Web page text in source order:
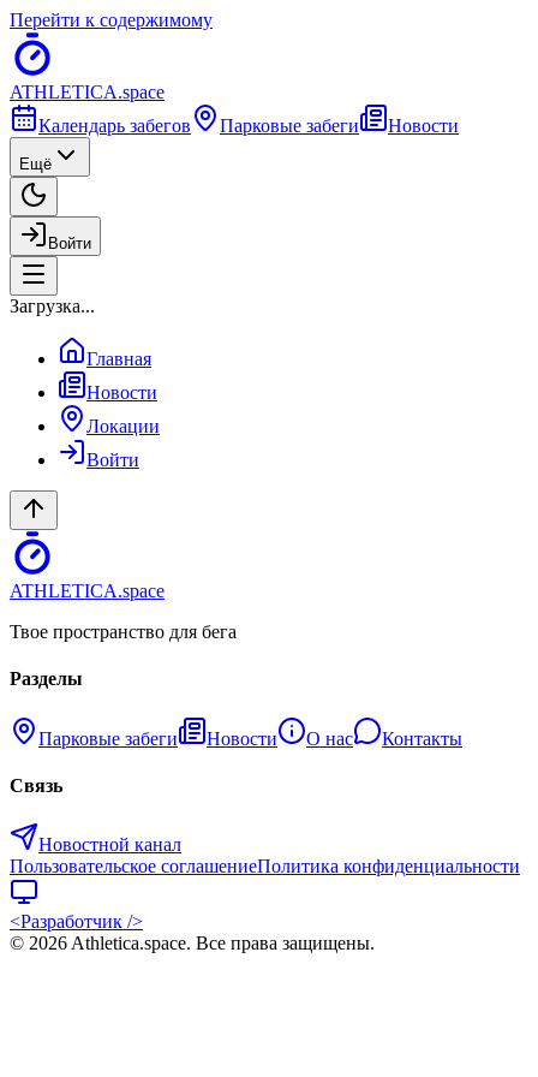
Перейти к содержимому
ATHLETICA.space
Календарь забегов
Парковые забеги Новости
Ещё
Войти
Загрузка...
Главная
Новости
Локации
Войти
ATHLETICA.space
Твое пространство для бега
Разделы
Парковые забеги Новости О нас Контакты
Связь
Новостной канал
Пользовательское соглашениеПолитика конфиденциальности
<Разработчик />
© 2026 Athletica.space. Все права защищены.